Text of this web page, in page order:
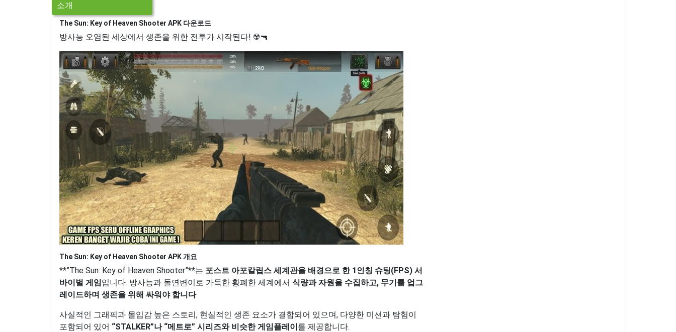
소개
The Sun: Key of Heaven Shooter APK 다운로드
방사능 오염된 세상에서 생존을 위한 전투가 시작된다! ☢️🔫
The Sun: Key of Heaven Shooter APK 개요
**”The Sun: Key of Heaven Shooter”**는 포스트 아포칼립스 세계관을 배경으로 한 1인칭 슈팅(FPS) 서
바이벌 게임입니다. 방사능과 돌연변이로 가득한 황폐한 세계에서 식량과 자원을 수집하고, 무기를 업그
레이드하며 생존을 위해 싸워야 합니다.
사실적인 그래픽과 몰입감 높은 스토리, 현실적인 생존 요소가 결합되어 있으며, 다양한 미션과 탐험이
포함되어 있어 “STALKER”나 “메트로” 시리즈와 비슷한 게임플레이를 제공합니다.